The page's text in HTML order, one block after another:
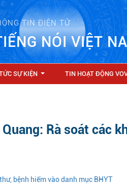
TIN ĐIỆN TỬ
NÓI VIỆT
SỰ KIỆN TIN HOẠT ĐỘNG
Rà soát các
bệnh hiếm vào danh mục BHYT